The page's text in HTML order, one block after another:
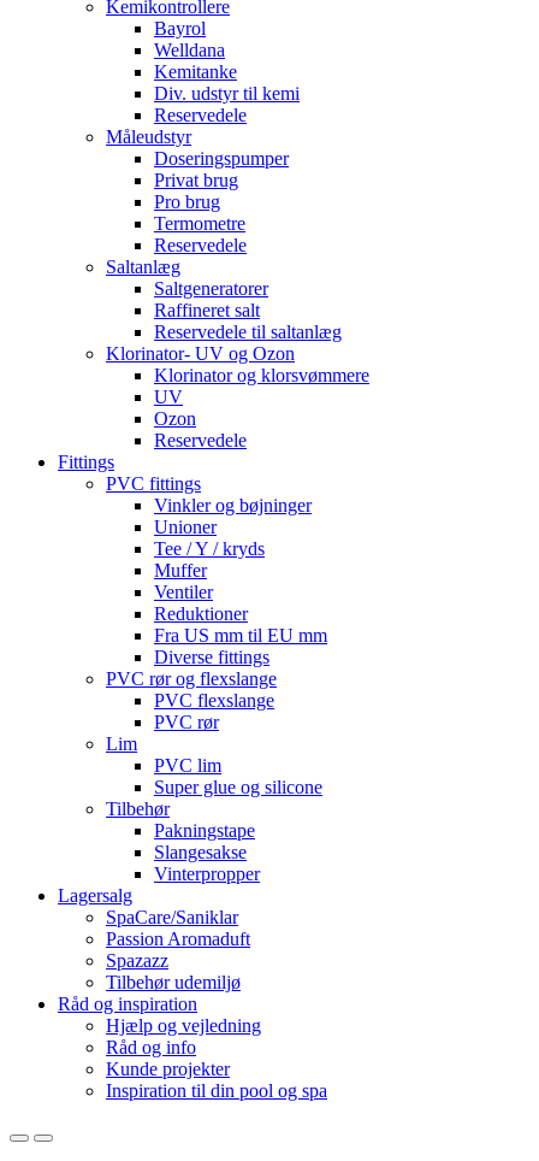
Kemikontrollere
Bayrol
Welldana
Kemitanke
Div. udstyr til kemi
Reservedele
Måleudstyr
Doseringspumper
Privat brug
Pro brug
Termometre
Reservedele
Saltanlæg
Saltgeneratorer
Raffineret salt
Reservedele til saltanlæg
Klorinator- UV og Ozon
Klorinator og klorsvømmere
UV
Ozon
Reservedele
Fittings
PVC fittings
Vinkler og bøjninger
Unioner
Tee / Y / kryds
Muffer
Ventiler
Reduktioner
Fra US mm til EU mm
Diverse fittings
PVC rør og flexslange
PVC flexslange
PVC rør
Lim
PVC lim
Super glue og silicone
Tilbehør
Pakningstape
Slangesakse
Vinterpropper
Lagersalg
SpaCare/Saniklar
Passion Aromaduft
Spazazz
Tilbehør udemiljø
Råd og inspiration
Hjælp og vejledning
Råd og info
Kunde projekter
Inspiration til din pool og spa
OpenClose